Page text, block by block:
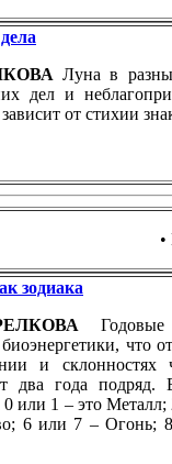
Луна в
дел и
от стихии
•
зодиака
что
и склонностях
два года подряд.
0 или 1 – это
6 или 7 – Огонь;